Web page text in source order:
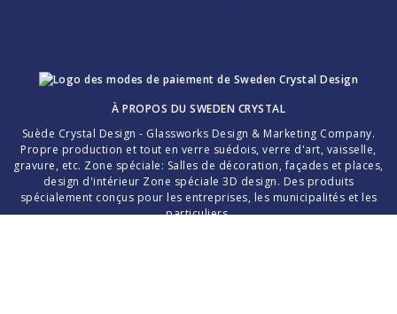
À PROPOS DU SWEDEN CRYSTAL
Suède Crystal Design - Glassworks Design & Marketing Company.
Propre production et tout en verre suédois, verre d'art, vaisselle,
gravure, etc. Zone spéciale: Salles de décoration, façades et places,
design d'intérieur Zone spéciale 3D design. Des produits
spécialement conçus pour les entreprises, les municipalités et les
particuliers.